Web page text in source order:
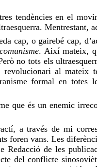
tendències en el
Mentrestant,
cap, o gairebé cap,
. Així mateix,
no tots els
revolucionari al mateix
formal en
que és un enemic
a través de mi
foren vans. Les
Redacció de les
del conflicte